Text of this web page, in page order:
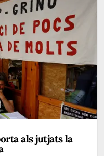
als jutjats la